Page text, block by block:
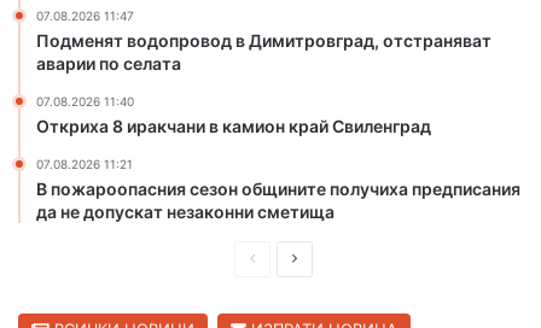
в
р
а
д
с
к
07.08.2026 11:47
Подменят водопровод в Димитровград, отстраняват
аварии по селата
07.08.2026 11:40
Откриха 8 иракчани в камион край Свиленград
07.08.2026 11:21
В пожароопасния сезон общините получиха предписания
да не допускат незаконни сметища